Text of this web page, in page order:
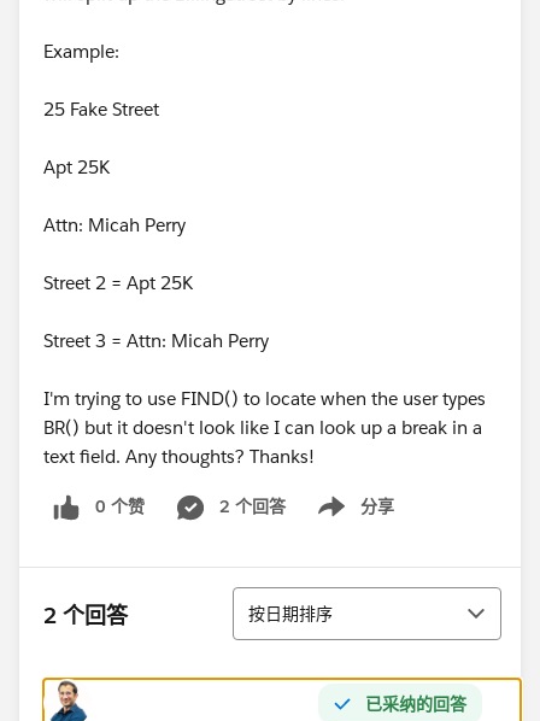
Example:
25 Fake Street
Apt 25K
Attn: Micah Perry
Street 2 = Apt 25K
Street 3 = Attn: Micah Perry
I'm trying to use FIND() to locate when the user types
BR() but it doesn't look like I can look up a break in a
text field. Any thoughts? Thanks!
0 个赞 2 个回答 分享
Show menu
2 个回答 排序
按日期排序
已采纳的回答